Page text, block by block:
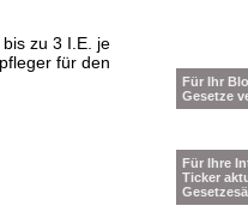
zu 3 I.E. je
für den
Für Ihr
Gesetze
Für Ihre
Ticker